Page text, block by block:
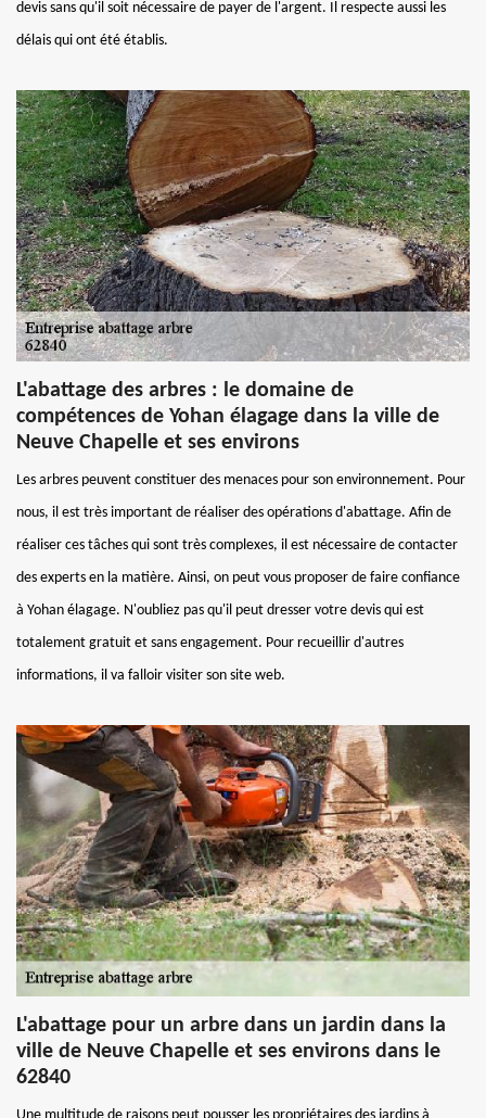
devis sans qu'il soit nécessaire de payer de l'argent. Il respecte aussi les
délais qui ont été établis.
L'abattage des arbres : le domaine de
compétences de Yohan élagage dans la ville de
Neuve Chapelle et ses environs
Les arbres peuvent constituer des menaces pour son environnement. Pour
nous, il est très important de réaliser des opérations d'abattage. Afin de
réaliser ces tâches qui sont très complexes, il est nécessaire de contacter
des experts en la matière. Ainsi, on peut vous proposer de faire confiance
à Yohan élagage. N'oubliez pas qu'il peut dresser votre devis qui est
totalement gratuit et sans engagement. Pour recueillir d'autres
informations, il va falloir visiter son site web.
L'abattage pour un arbre dans un jardin dans la
ville de Neuve Chapelle et ses environs dans le
62840
Une multitude de raisons peut pousser les propriétaires des jardins à